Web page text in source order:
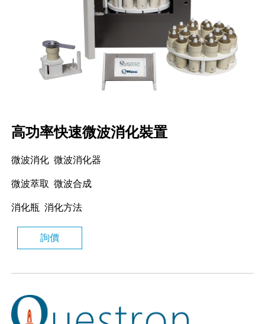
高功率快速微波消化裝置
微波消化 微波消化器
微波萃取 微波合成
消化瓶 消化方法
詢價